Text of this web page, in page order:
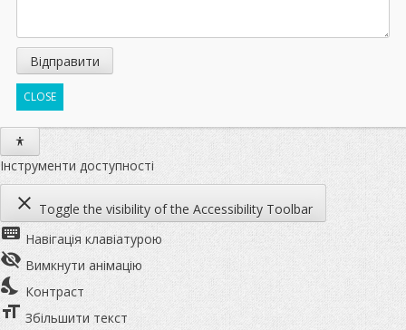
CLOSE
Інструменти доступності
close Toggle the visibility of the Accessibility Toolbar
keyboard Навігація клавіатурою
visibility_off Вимкнути анімацію
nights_stay Контраст
format_size Збільшити текст